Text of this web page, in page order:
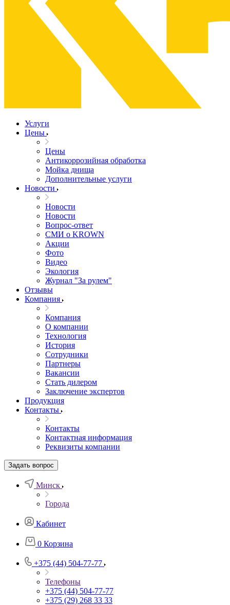
Услуги
Цены
Цены
Антикоррозийная обработка
Мойка днища
Дополнительные услуги
Новости
Новости
Новости
Вопрос-ответ
СМИ о KROWN
Акции
Фото
Видео
Экология
Журнал "За рулем"
Отзывы
Компания
Компания
О компании
Технология
История
Сотрудники
Партнеры
Вакансии
Стать дилером
Заключение экспертов
Продукция
Контакты
Контакты
Контактная информация
Реквизиты компании
Задать вопрос
Минск
Города
Кабинет
0 Корзина
+375 (44) 504-77-77
Телефоны
+375 (44) 504-77-77
+375 (29) 268 33 33